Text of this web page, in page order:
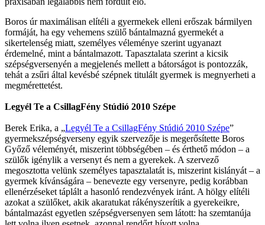
Boros úr maximálisan elítéli a gyermekek elleni erőszak bármilyen
formáját, ha egy vehemens szülő bántalmazná gyermekét a
sikertelenség miatt, személyes véleménye szerint ugyanazt
érdemelné, mint a bántalmazott. Tapasztalata szerint a kicsik
szépségversenyén a megjelenés mellett a bátorságot is pontozzák,
tehát a zsűri által kevésbé szépnek titulált gyermek is megnyerheti a
megmérettetést.
Legyél Te a CsillagFény Stúdió 2010 Szépe
Berek Erika, a „Legyél Te a CsillagFény Stúdió 2010 Szépe”
gyermekszépségverseny egyik szervezője is megerősítette Boros
Győző véleményét, miszerint többségében – és érthető módon – a
szülők igénylik a versenyt és nem a gyerekek. A szervező
megosztotta velünk személyes tapasztalatát is, miszerint kislányát – a
gyermek kívánságára – benevezte egy versenyre, pedig korábban
ellenérzéseket táplált a hasonló rendezvények iránt. A hölgy elítéli
azokat a szülőket, akik akaratukat rákényszerítik a gyerekeikre,
bántalmazást egyetlen szépségversenyen sem látott: ha szemtanúja